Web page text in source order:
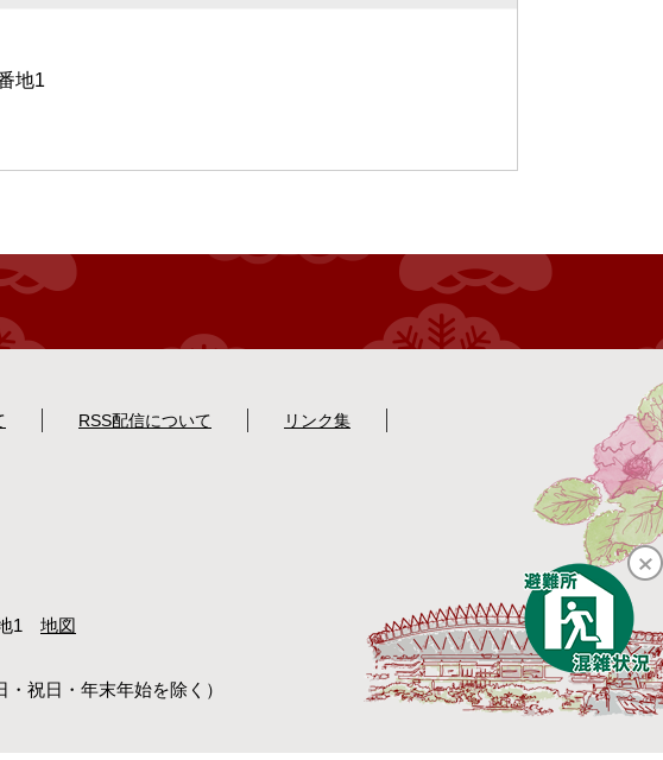
地1
RSS配信について リンク集
1 地図
祝日・年末年始を除く）